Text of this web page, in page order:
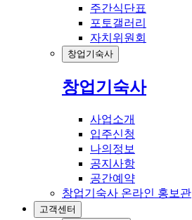
주간식단표
포토갤러리
자치위원회
창업기숙사
창업기숙사
사업소개
입주신청
나의정보
공지사항
공간예약
창업기숙사 온라인 홍보관
고객센터